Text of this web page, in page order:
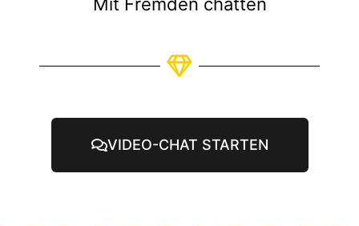
VIDEO-CHAT STARTEN